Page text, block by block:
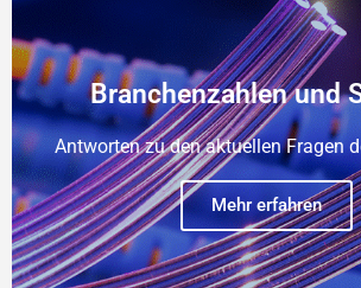
Branchenzahlen und
Antworten zu den aktuellen Fragen
Mehr erfahren